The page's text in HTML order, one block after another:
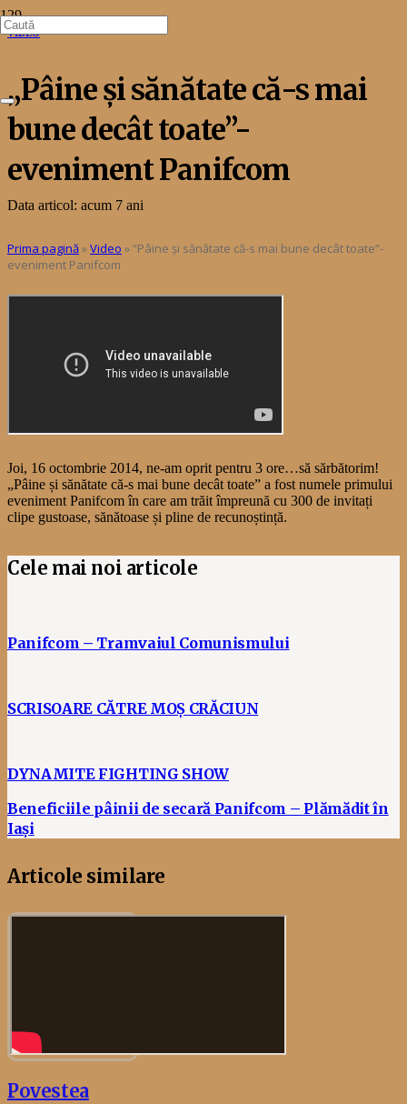
VIDEO
„Pâine și sănătate că-s mai
bune decât toate”-
eveniment Panifcom
Data articol: acum 7 ani
Prima pagină»Video »“Pâine și sănătate că-s mai bune decât toate”-
eveniment Panifcom
Joi, 16 octombrie 2014, ne-am oprit pentru 3 ore…să sărbătorim!
„Pâine și sănătate că-s mai bune decât toate” a fost numele primului
eveniment Panifcom în care am trăit împreună cu 300 de invitați
clipe gustoase, sănătoase și pline de recunoștință.
Cele mai noi articole
Panifcom – Tramvaiul Comunismului
SCRISOARE CĂTRE MOȘ CRĂCIUN
DYNAMITE FIGHTING SHOW
Beneficiile pâinii de secară Panifcom – Plămădit în
Iași
Articole similare
Povestea